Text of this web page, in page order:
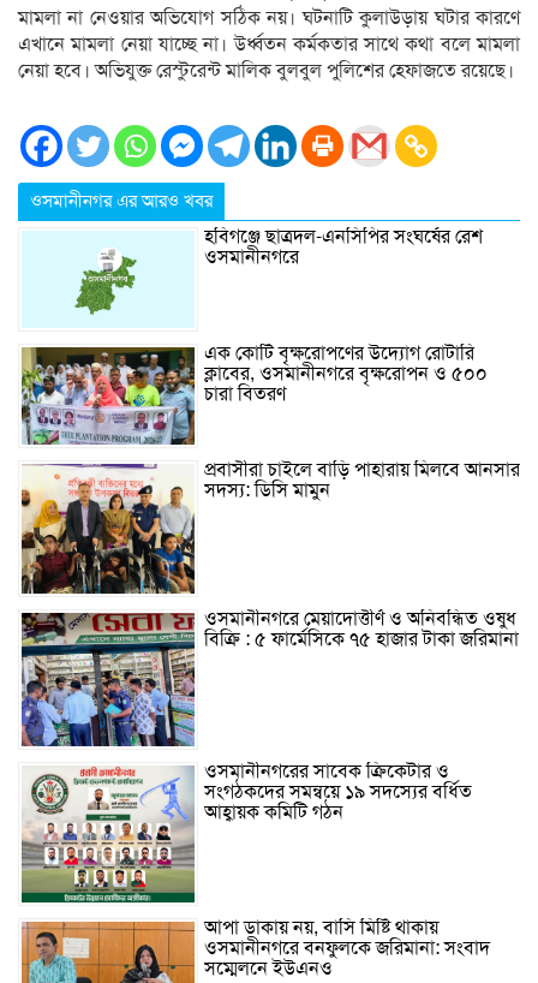
মামলা না নেওয়ার অভিযোগ সঠিক নয়। ঘটনাটি কুলাউড়ায় ঘটার কারণে
এখানে মামলা নেয়া যাচ্ছে না। উর্ধ্বতন কর্মকতার সাথে কথা বলে মামলা
নেয়া হবে। অভিযুক্ত রেস্টুরেন্ট মালিক বুলবুল পুলিশের হেফাজতে রয়েছে।
ওসমানীনগর এর আরও খবর
হবিগঞ্জে ছাত্রদল-এনসিপির সংঘর্ষের রেশ
ওসমানীনগরে
এক কোটি বৃক্ষরোপণের উদ্যোগ রোটারি
ক্লাবের, ওসমানীনগরে বৃক্ষরোপন ও ৫০০
চারা বিতরণ
প্রবাসীরা চাইলে বাড়ি পাহারায় মিলবে আনসার
সদস্য: ডিসি মামুন
ওসমানীনগরে মেয়াদোত্তীর্ণ ও অনিবন্ধিত ওষুধ
বিক্রি : ৫ ফার্মেসিকে ৭৫ হাজার টাকা জরিমানা
ওসমানীনগরের সাবেক ক্রিকেটার ও
সংগঠকদের সমন্বয়ে ১৯ সদস্যের বর্ধিত
আহ্বায়ক কমিটি গঠন
আপা ডাকায় নয়, বাসি মিষ্টি থাকায়
ওসমানীনগরে বনফুলকে জরিমানা: সংবাদ
সম্মেলনে ইউএনও